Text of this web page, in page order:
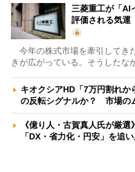
三菱重工が「AI
評価される気
今年の株式市場を牽引してき
きが広がっている。そうしたな
キオクシアHD「7万円割れ
の反転シグナルか？ 市場の
《億り人・古賀真人氏が厳
「DX・省力化・円安」を追